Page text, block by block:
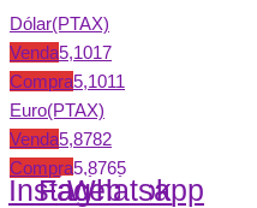
Dólar(PTAX)
Venda5,1017
Compra5,1011
Euro(PTAX)
Venda5,8782
Compra5,8765
Instagram
Facebook
Whatsapp